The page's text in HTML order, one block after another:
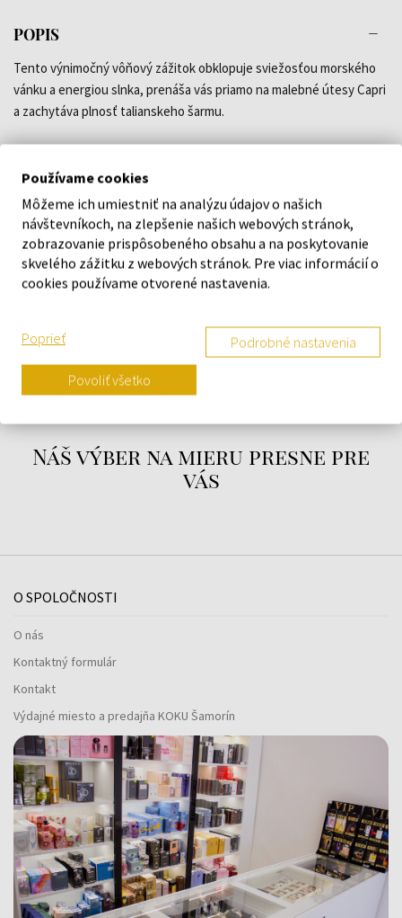
POPIS
Tento výnimočný vôňový zážitok obklopuje sviežosťou morského
vánku a energiou slnka, prenáša vás priamo na malebné útesy Capri
a zachytáva plnosť talianskeho šarmu.
Vonné tóny:
Hlava:čierne korenie
Srdce:figa
Základ:pačuli
Náš výber na mieru presne pre
vás
O SPOLOČNOSTI
O nás
Kontaktný formulár
Kontakt
Výdajné miesto a predajňa KOKU Šamorín
Používame cookies
Môžeme ich umiestniť na analýzu údajov o našich
návštevníkoch, na zlepšenie našich webových stránok,
zobrazovanie prispôsobeného obsahu a na poskytovanie
skvelého zážitku z webových stránok. Pre viac informácií o
cookies používame otvorené nastavenia.
Poprieť Podrobné nastavenia
Povoliť všetko